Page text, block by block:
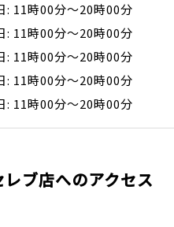
: 11時00分～20時00分
: 11時00分～20時00分
: 11時00分～20時00分
: 11時00分～20時00分
: 11時00分～20時00分
ブ店へのアクセス